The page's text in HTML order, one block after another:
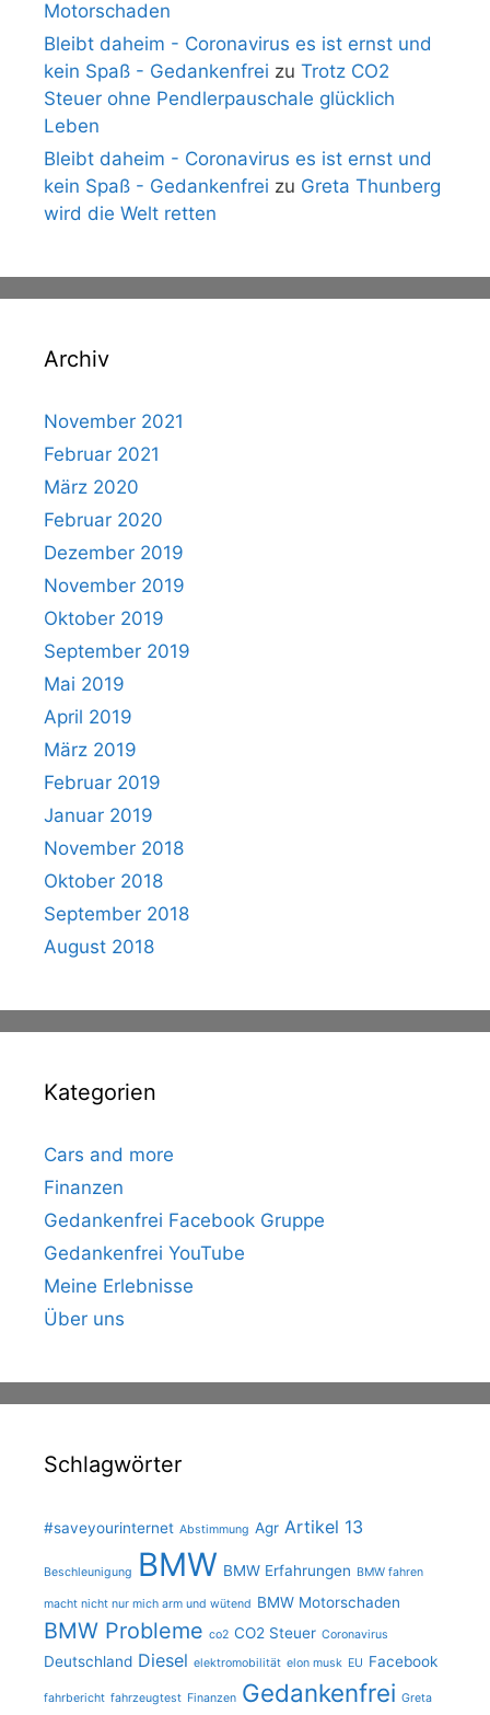
Motorschaden
Bleibt daheim - Coronavirus es ist ernst und
kein Spaß - Gedankenfrei zu Trotz CO2
Steuer ohne Pendlerpauschale glücklich
Leben
Bleibt daheim - Coronavirus es ist ernst und
kein Spaß - Gedankenfrei zu Greta Thunberg
wird die Welt retten
Archiv
November 2021
Februar 2021
März 2020
Februar 2020
Dezember 2019
November 2019
Oktober 2019
September 2019
Mai 2019
April 2019
März 2019
Februar 2019
Januar 2019
November 2018
Oktober 2018
September 2018
August 2018
Kategorien
Cars and more
Finanzen
Gedankenfrei Facebook Gruppe
Gedankenfrei YouTube
Meine Erlebnisse
Über uns
Schlagwörter
#saveyourinternet Abstimmung Agr Artikel 13
Beschleunigung BMW BMW Erfahrungen BMW fahren
macht nicht nur mich arm und wütend BMW Motorschaden
BMW Probleme co2 CO2 Steuer Coronavirus
Deutschland Diesel elektromobilität elon musk EU Facebook
fahrbericht fahrzeugtest Finanzen Gedankenfrei Greta